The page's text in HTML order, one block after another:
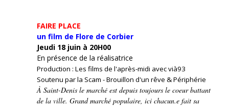
FAIRE PLACE
un film de Flore de Corbier
Jeudi 18 juin à 20H00
En présence de la réalisatrice
Production : Les films de l'après-midi avec vià93
Soutenu par la Scam - Brouillon d'un rêve & Périphérie
À Saint-Denis le marché est depuis toujours le coeur battant
de la ville. Grand marché populaire, ici chacun.e fait sa